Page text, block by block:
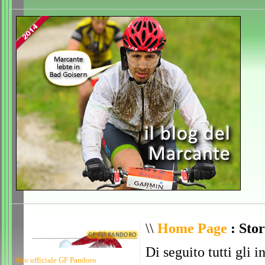
Sito ufficiale GF Pandoro
\\ Home Page :
Di seguito tutti gli